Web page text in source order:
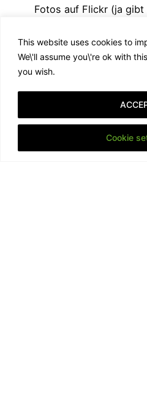
This website uses cookies to
We\'ll assume you\'re ok with
you wish.
Cookie
Fotos auf Flickr (ja
sofort der hohe
Schnell…
21. August 2020